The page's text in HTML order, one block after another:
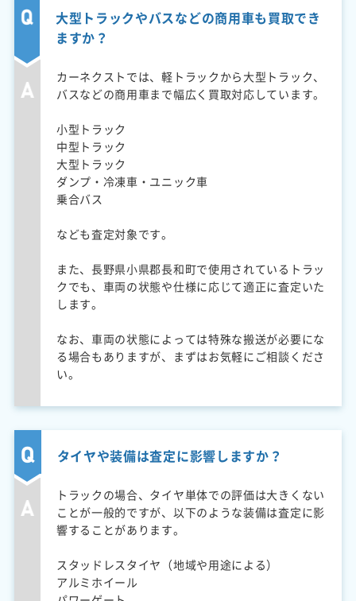
大型トラックやバスなどの商用車も買取でき
ますか？
カーネクストでは、軽トラックから大型トラック、
バスなどの商用車まで幅広く買取対応しています。
小型トラック
中型トラック
大型トラック
ダンプ・冷凍車・ユニック車
乗合バス
なども査定対象です。
また、長野県小県郡長和町で使用されているトラッ
クでも、車両の状態や仕様に応じて適正に査定いた
します。
なお、車両の状態によっては特殊な搬送が必要にな
る場合もありますが、まずはお気軽にご相談くださ
い。
タイヤや装備は査定に影響しますか？
トラックの場合、タイヤ単体での評価は大きくない
ことが一般的ですが、以下のような装備は査定に影
響することがあります。
スタッドレスタイヤ（地域や用途による）
アルミホイール